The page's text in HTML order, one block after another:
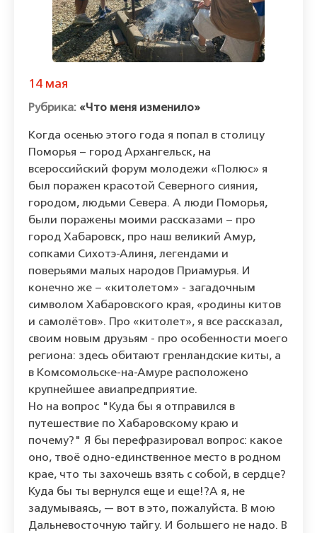
14 мая
«Что меня изменило»
Когда осенью этого года я попал в столицу
Поморья – город Архангельск, на
всероссийский форум молодежи «Полюс» я
был поражен красотой Северного сияния,
городом, людьми Севера. А люди Поморья,
были поражены моими рассказами – про
город Хабаровск, про наш великий Амур,
сопками Сихотэ-Алиня, легендами и
поверьями малых народов Приамурья. И
конечно же – «китолетом» - загадочным
символом Хабаровского края, «родины китов
и самолётов». Про «китолет», я все рассказал,
своим новым друзьям - про особенности моего
региона: здесь обитают гренландские киты, а
в Комсомольске-на-Амуре расположено
крупнейшее авиапредприятие.
Но на вопрос "Куда бы я отправился в
путешествие по Хабаровскому краю и
почему?" Я бы перефразировал вопрос: какое
оно, твоё одно-единственное место в родном
крае, что ты захочешь взять с собой, в сердце?
Куда бы ты вернулся еще и еще!?А я, не
задумываясь, — вот в это, пожалуйста. В мою
Дальневосточную тайгу. И большего не надо. В